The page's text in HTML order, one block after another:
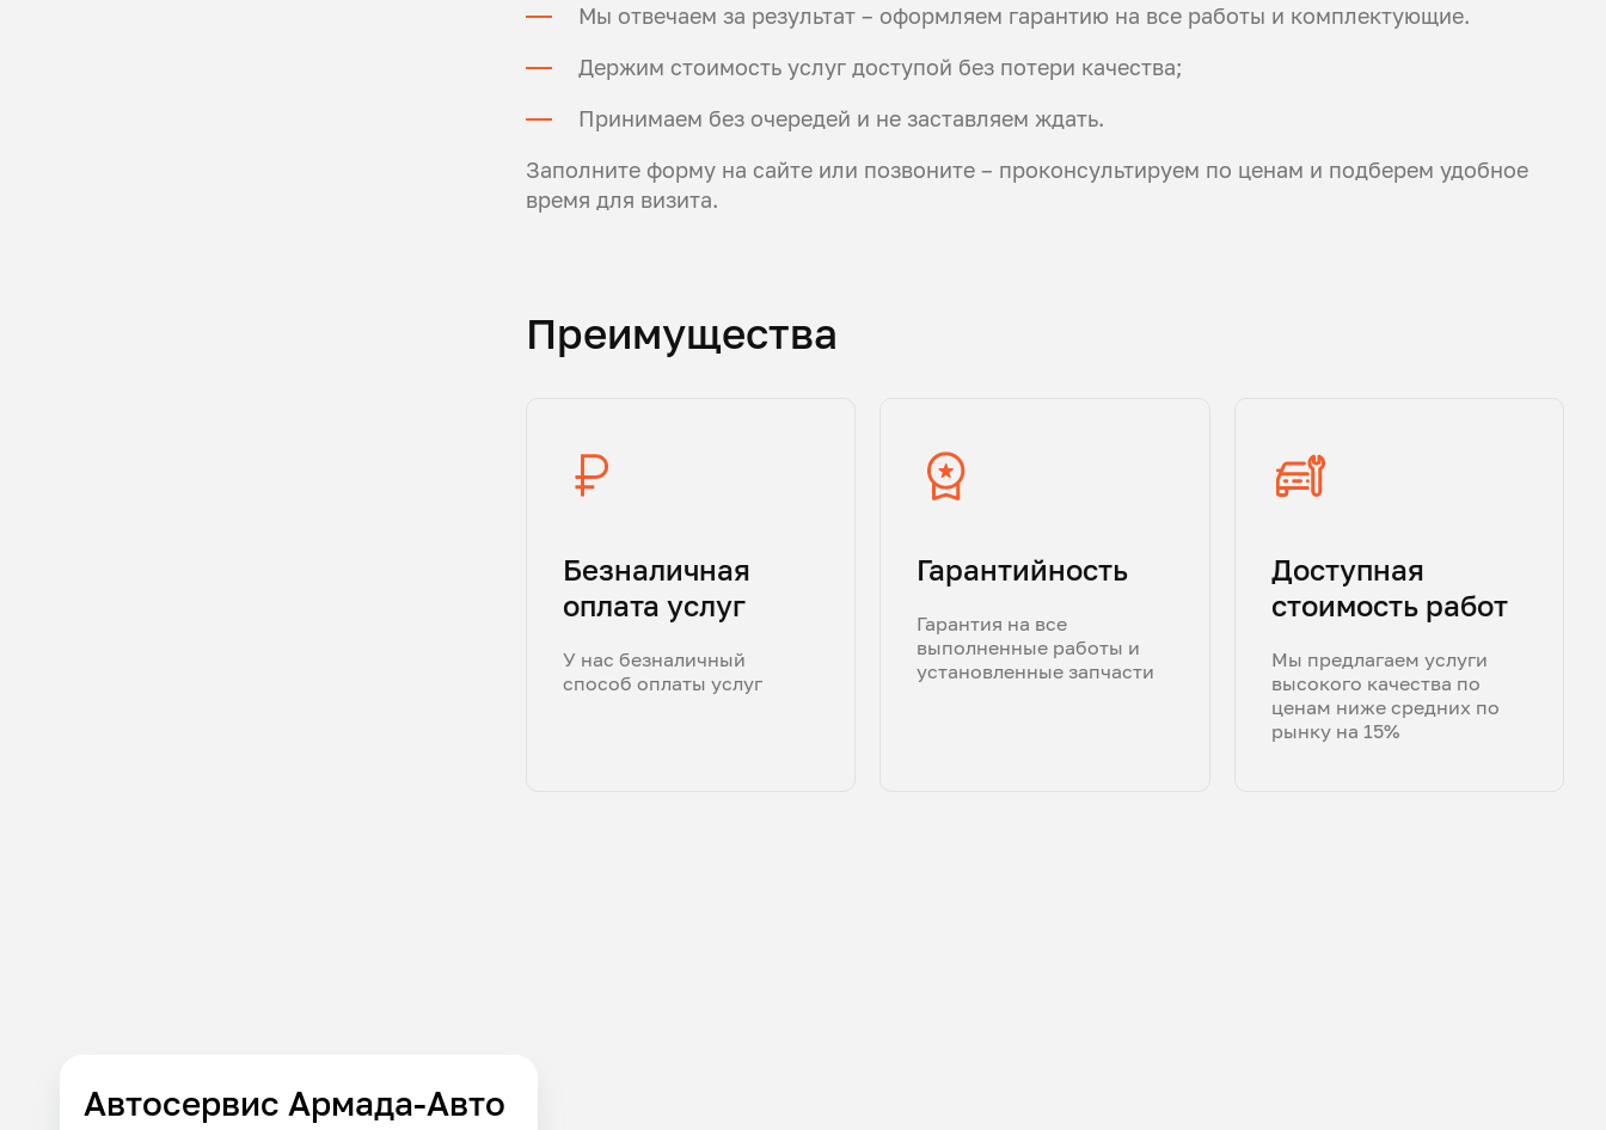
Мы отвечаем за результат – оформляем гарантию на все работы и комплектующие.
Держим стоимость услуг доступой без потери качества;
Принимаем без очередей и не заставляем ждать.
Заполните форму на сайте или позвоните – проконсультируем по ценам и подберем удобное
время для визита.
Преимущества
Безналичная
оплата услуг
У нас безналичный
способ оплаты услуг
Гарантийность
Гарантия на все
выполненные работы и
установленные запчасти
Доступная
стоимость работ
Мы предлагаем услуги
высокого качества по
ценам ниже средних по
рынку на 15%
Автосервис Армада-Авто